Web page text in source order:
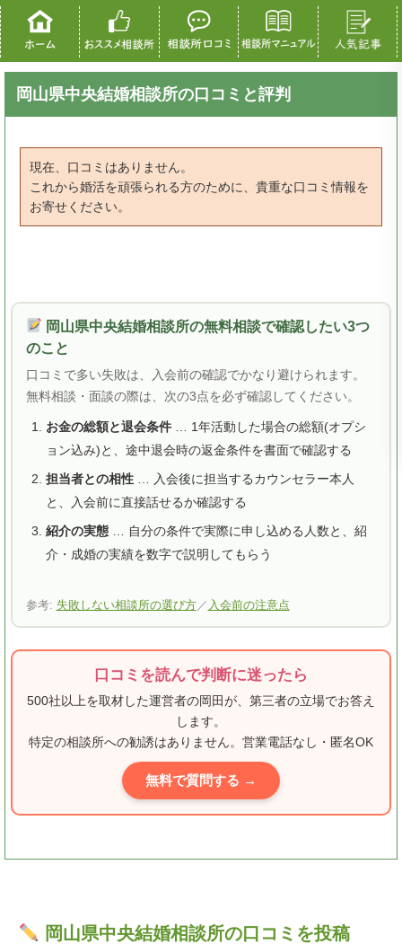
岡山県中央結婚相談所の口コミと評判
現在、口コミはありません。
これから婚活を頑張られる方のために、貴重な口コミ情報を
お寄せください。
岡山県中央結婚相談所の無料相談で確認したい3つ
のこと
口コミで多い失敗は、入会前の確認でかなり避けられます。
無料相談・面談の際は、次の3点を必ず確認してください。
お金の総額と退会条件… 1年活動した場合の総額(オプシ
ョン込み)と、途中退会時の返金条件を書面で確認する
担当者との相性… 入会後に担当するカウンセラー本人
と、入会前に直接話せるか確認する
紹介の実態… 自分の条件で実際に申し込める人数と、紹
介・成婚の実績を数字で説明してもらう
参考: 失敗しない相談所の選び方／ 入会前の注意点
口コミを読んで判断に迷ったら
500社以上を取材した運営者の岡田が、第三者の立場でお答え
します。
特定の相談所への勧誘はありません。営業電話なし・匿名OK
無料で質問する →
岡山県中央結婚相談所の口コミを投稿